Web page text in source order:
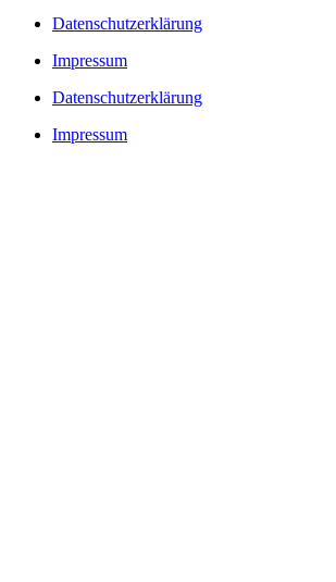
Datenschutzerklärung
Impressum
Datenschutzerklärung
Impressum